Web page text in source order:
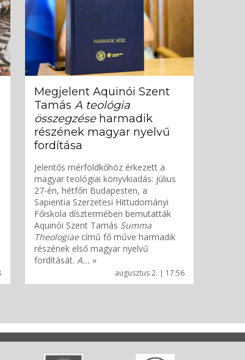
augusztus 2. | 17:56
Megjelent Aquinói Szent
Tamás A teológia
összegzéseharmadik
részének magyar nyelvű
fordítása
Jelentős mérföldkőhöz érkezett a
magyar teológiai könyvkiadás: július
27-én, hétfőn Budapesten, a
Sapientia Szerzetesi Hittudományi
Főiskola dísztermében bemutatták
Aquinói Szent Tamás Summa
Theologiaecímű fő műve harmadik
részének első magyar nyelvű
fordítását. A... »